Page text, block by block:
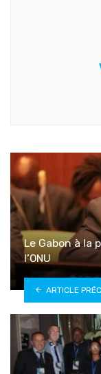
Le Gabon à la
l’ONU
ARTICLE